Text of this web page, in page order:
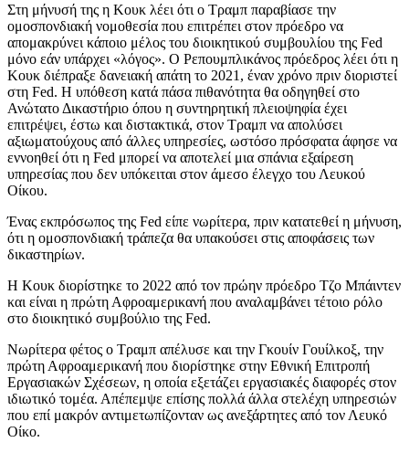
Στη μήνυσή της η Κουκ λέει ότι ο Τραμπ παραβίασε την
ομοσπονδιακή νομοθεσία που επιτρέπει στον πρόεδρο να
απομακρύνει κάποιο μέλος του διοικητικού συμβουλίου της Fed
μόνο εάν υπάρχει «λόγος». Ο Ρεπουμπλικάνος πρόεδρος λέει ότι η
Κουκ διέπραξε δανειακή απάτη το 2021, έναν χρόνο πριν διοριστεί
στη Fed. Η υπόθεση κατά πάσα πιθανότητα θα οδηγηθεί στο
Ανώτατο Δικαστήριο όπου η συντηρητική πλειοψηφία έχει
επιτρέψει, έστω και διστακτικά, στον Τραμπ να απολύσει
αξιωματούχους από άλλες υπηρεσίες, ωστόσο πρόσφατα άφησε να
εννοηθεί ότι η Fed μπορεί να αποτελεί μια σπάνια εξαίρεση
υπηρεσίας που δεν υπόκειται στον άμεσο έλεγχο του Λευκού
Οίκου.
Ένας εκπρόσωπος της Fed είπε νωρίτερα, πριν κατατεθεί η μήνυση,
ότι η ομοσπονδιακή τράπεζα θα υπακούσει στις αποφάσεις των
δικαστηρίων.
Η Κουκ διορίστηκε το 2022 από τον πρώην πρόεδρο Τζο Μπάιντεν
και είναι η πρώτη Αφροαμερικανή που αναλαμβάνει τέτοιο ρόλο
στο διοικητικό συμβούλιο της Fed.
Νωρίτερα φέτος ο Τραμπ απέλυσε και την Γκουίν Γουίλκοξ, την
πρώτη Αφροαμερικανή που διορίστηκε στην Εθνική Επιτροπή
Εργασιακών Σχέσεων, η οποία εξετάζει εργασιακές διαφορές στον
ιδιωτικό τομέα. Απέπεμψε επίσης πολλά άλλα στελέχη υπηρεσιών
που επί μακρόν αντιμετωπίζονταν ως ανεξάρτητες από τον Λευκό
Οίκο.